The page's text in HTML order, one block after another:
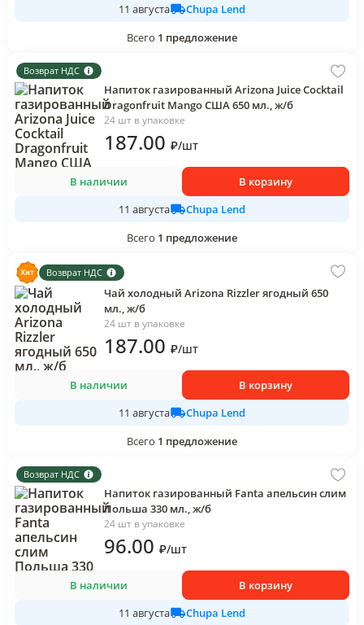
11 августа
Chupa Lend
Всего 1 предложение
Возврат НДС
Напиток газированный Arizona Juice Cocktail
Dragonfruit Mango США 650 мл., ж/б
24 шт в упаковке
187.00 ₽/шт
В наличии
В корзину
11 августа
Chupa Lend
Всего 1 предложение
Возврат НДС
Чай холодный Arizona Rizzler ягодный 650
мл., ж/б
24 шт в упаковке
187.00 ₽/шт
В наличии
В корзину
11 августа
Chupa Lend
Всего 1 предложение
Возврат НДС
Напиток газированный Fanta апельсин слим
Польша 330 мл., ж/б
24 шт в упаковке
96.00 ₽/шт
В наличии
В корзину
11 августа
Chupa Lend